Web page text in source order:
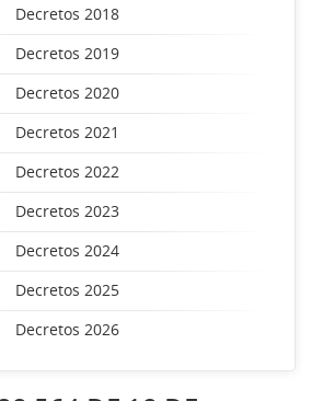
Decretos 2018
Decretos 2019
Decretos 2020
Decretos 2021
Decretos 2022
Decretos 2023
Decretos 2024
Decretos 2025
Decretos 2026